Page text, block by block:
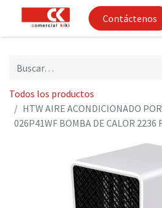
Contáctenos
Todos los productos
HTW AIRE ACONDICIONADO
026P41WF BOMBA DE CALOR 2236